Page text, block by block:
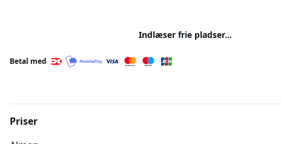
Indlæser frie pladser...
Betal med
Priser